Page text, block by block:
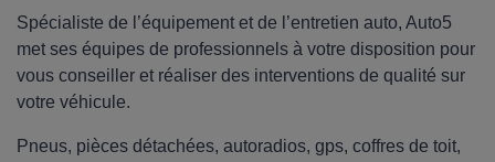
Spécialiste de l’équipement et de l’entretien auto, Auto5
met ses équipes de professionnels à votre disposition pour
vous conseiller et réaliser des interventions de qualité sur
votre véhicule.
Pneus, pièces détachées, autoradios, gps, coffres de toit,